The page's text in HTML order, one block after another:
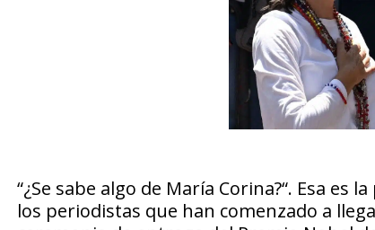
“¿Se sabe algo de María Corina?“. Esa
los periodistas que han comenzado a